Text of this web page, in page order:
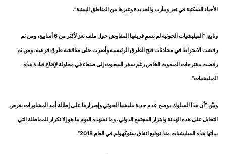
الأحياء السكنية في تعز ومأرب والحديدة وغيرها من المناطق اليمنية”.
وتابع: “الميليشيات الحوثية لم تسمِ فريقها المفاوض حول ملف تعز لأكثر من 6 أسابيع، ومن ثم
رفضت الانخراط في محادثات فتح الطرق الرئيسية وأصرت على مناقشة طرق فرعية، ومن ثم
رفضت مقترحات المبعوث الخاص رغم سفر المبعوث إلى صنعاء في محاولة لإقناع قيادة هذه
الميليشيات”.
وبيَّن “أن هذا السلوك يوضح عدم جدية مليشيا الحوثي وإصرارها على إطالة أمد المشاورات بغرض
التحايل على هذه الهدنة وابتزاز المجتمع الدولي، وما نشهده اليوم ما هو إلا تكرار للمماطلة التي
بدأتها هذه الميليشيات منذ توقيع اتفاق ستوكهولم في العام 2018”.